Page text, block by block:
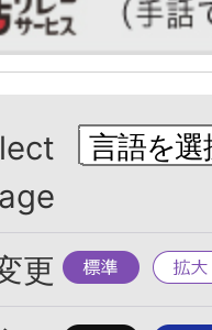
更 標
準
拡
大